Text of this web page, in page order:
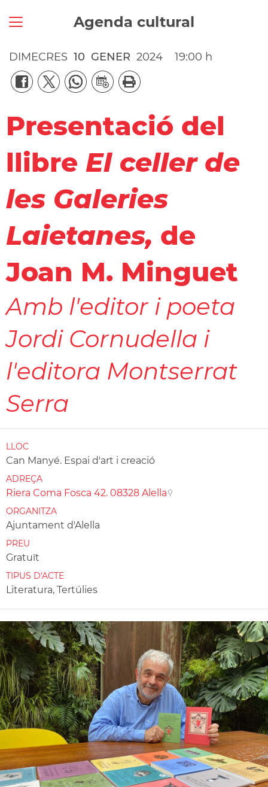
Agenda cultural
DIMECRES 10 GENER 2024 19:00 h
Presentació del
llibre El celler de
les Galeries
Laietanes, de
Joan M. Minguet
Amb l'editor i poeta
Jordi Cornudella i
l'editora Montserrat
Serra
LLOC
Can Manyé. Espai d'art i creació
ADREÇA
Riera Coma Fosca 42. 08328 Alella
ORGANITZA
Ajuntament d'Alella
PREU
Gratuït
TIPUS D'ACTE
Literatura, Tertúlies